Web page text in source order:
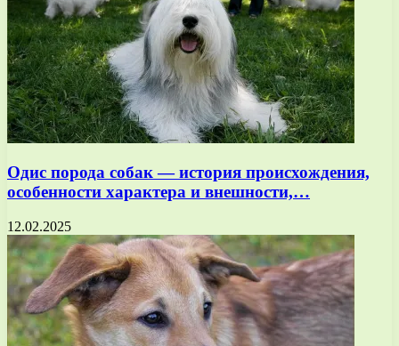
Одис порода собак — история происхождения,
особенности характера и внешности,…
12.02.2025